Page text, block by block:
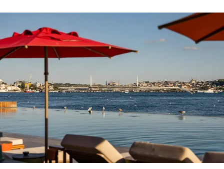
(savoir-faire) buluşan parçalara dönüştürmek.